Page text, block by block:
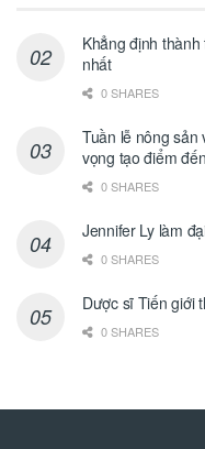
Khẳng định
nhất
0 SHARES
Tuần lễ nông
vọng tạo điểm
0 SHARES
Jennifer Ly làm
0 SHARES
Dược sĩ Tiến giới
0 SHARES